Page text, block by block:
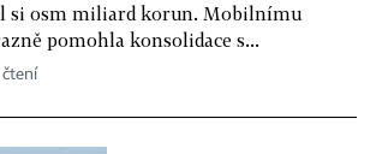
si osm miliard korun. Mobilnímu
pomohla konsolidace s...
čtení